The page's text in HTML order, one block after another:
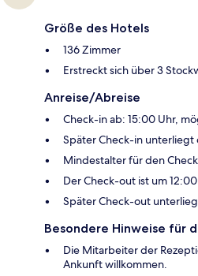
Größe des Hotels
136 Zimmer
Erstreckt sich über 3
Anreise/Abreise
Check-in ab: 15:00 Uhr,
Später Check-in
Mindestalter für den
Der Check-out ist um
Später Check-out
Besondere Hinweise für
Die Mitarbeiter der
Ankunft willkommen.